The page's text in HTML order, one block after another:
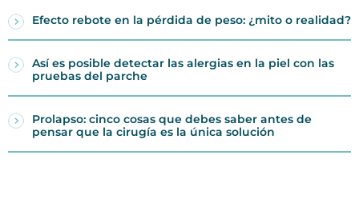
Efecto rebote en la pérdida de peso: ¿mito o realidad?
Así es posible detectar las alergias en la piel con las
pruebas del parche
Prolapso: cinco cosas que debes saber antes de
pensar que la cirugía es la única solución